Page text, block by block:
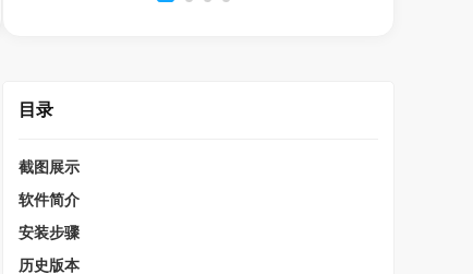
目录
截图展示
软件简介
安装步骤
历史版本